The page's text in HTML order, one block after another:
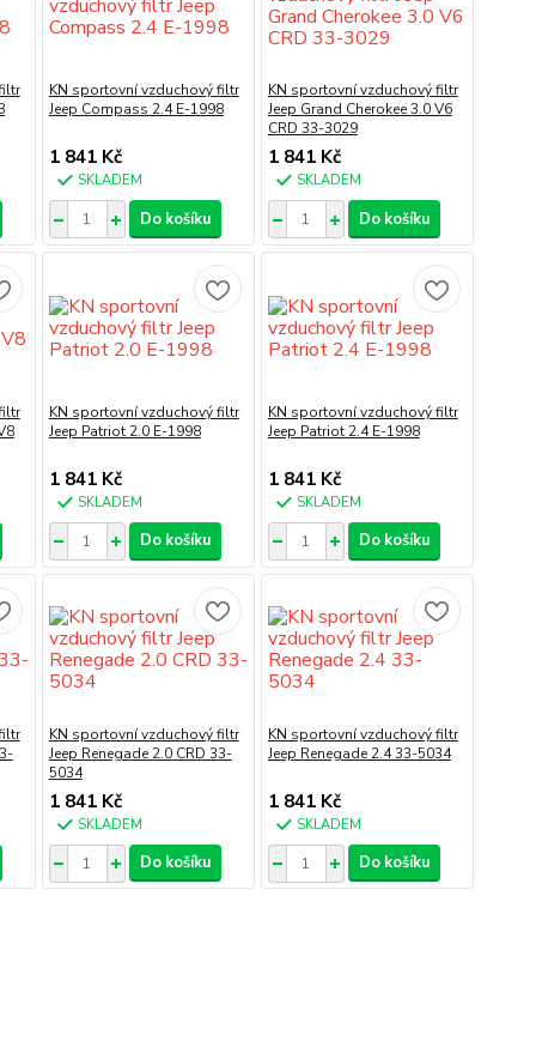
KN sportovní vzduchový filtr
Jeep Compass 2.4 E-1998
1 841 Kč
SKLADEM
Do košíku
KN sportovní vzduchový filtr
Jeep Grand Cherokee 3.0 V6
CRD 33-3029
1 841 Kč
SKLADEM
Do košíku
KN sportovní vzduchový filtr
Jeep Patriot 2.0 E-1998
1 841 Kč
SKLADEM
Do košíku
KN sportovní vzduchový filtr
Jeep Patriot 2.4 E-1998
1 841 Kč
SKLADEM
Do košíku
KN sportovní vzduchový filtr
Jeep Renegade 2.0 CRD 33-
5034
1 841 Kč
SKLADEM
Do košíku
KN sportovní vzduchový filtr
Jeep Renegade 2.4 33-5034
1 841 Kč
SKLADEM
Do košíku